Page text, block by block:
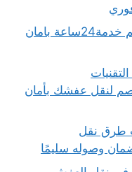
نقل عفش من الرياض الى القصيم خدمة24ساعة بامان
الأمثل بـ20%خصم لنقل عفشك بأمان
طرق نقل
وصوله سليمًا